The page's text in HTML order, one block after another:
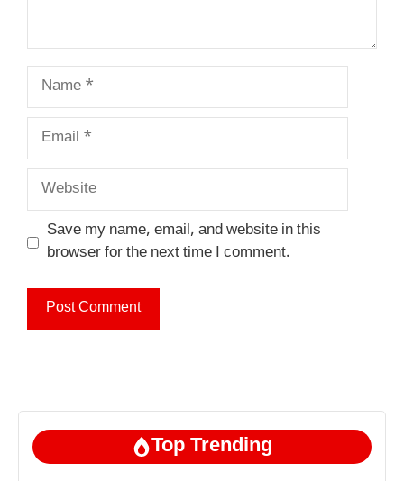
Name
Email
Website
Save my name, email, and website in this
browser for the next time I comment.
Top Trending